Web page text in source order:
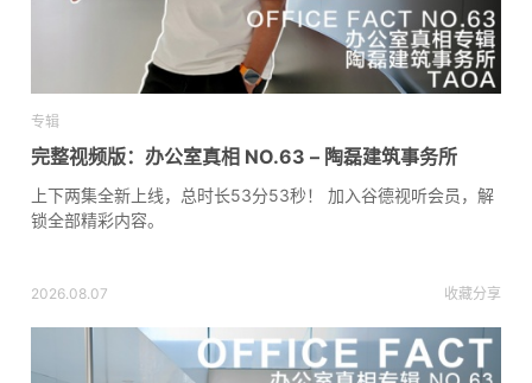
专辑
完整视频版：办公室真相 NO.63 – 陶磊建筑事务所
上下两集全新上线，总时长53分53秒！ 加入谷德视听会员，解
锁全部精彩内容。
2026.08.07 收藏分享